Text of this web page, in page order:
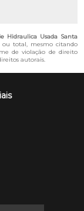
Hidraulica Usada Santa
ou total, mesmo citando
de violação de direito
autorais.